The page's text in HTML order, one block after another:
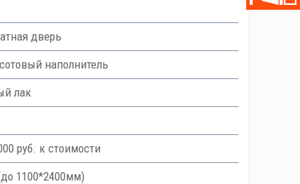
дверь
наполнитель
лак
руб. к стоимости
1100*2400мм)